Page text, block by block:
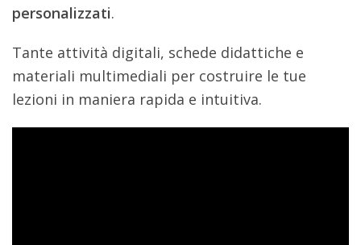
personalizzati.
Tante attività digitali, schede didattiche e
materiali multimediali per costruire le tue
lezioni in maniera rapida e intuitiva.